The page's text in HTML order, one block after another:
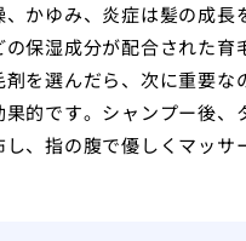
かゆみ、炎症は髪の成長
保湿成分が配合された育
を選んだら、次に重要
的です。シャンプー後、
、指の腹で優しくマッサ